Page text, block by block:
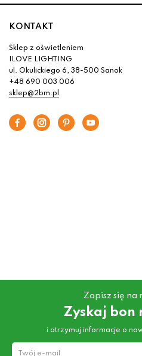
KONTAKT
Sklep z oświetleniem
ILOVE LIGHTING
ul. Okulickiego 6, 38-500 Sanok
+48 690 003 006
sklep@2bm.pl
Zapisz się na
Zyskaj bon
i otrzymuj informacje o